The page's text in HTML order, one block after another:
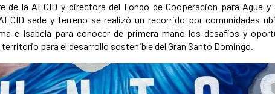
de la AECID y directora del Fondo de Cooperación para Agua y
sede y terreno se realizó un recorrido por comunidades
e Isabela para conocer de primera mano los desafíos y
para el desarrollo sostenible del Gran Santo Domingo.